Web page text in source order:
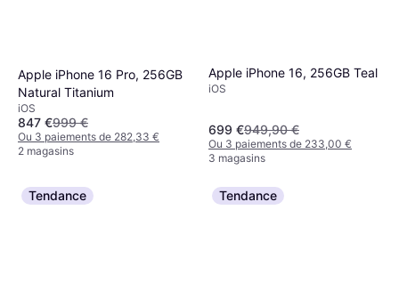
Apple iPhone 16 Pro, 256GB
Natural Titanium
iOS
847 €999 €
Ou 3 paiements de 282,33 €
2 magasins
Apple iPhone 16, 256GB Teal
iOS
699 €949,90 €
Ou 3 paiements de 233,00 €
3 magasins
Tendance Tendance